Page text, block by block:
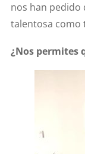
nos han pedido
talentosa como
¿Nos permites